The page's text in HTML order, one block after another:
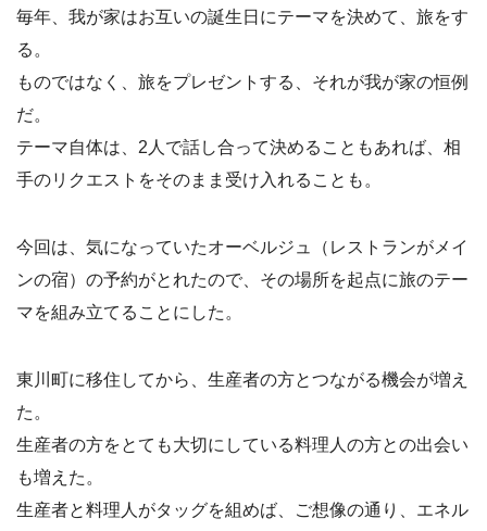
毎年、我が家はお互いの誕生日にテーマを決めて、旅をす
る。
ものではなく、旅をプレゼントする、それが我が家の恒例
だ。
テーマ自体は、2人で話し合って決めることもあれば、相
手のリクエストをそのまま受け入れることも。
今回は、気になっていたオーベルジュ（レストランがメイ
ンの宿）の予約がとれたので、その場所を起点に旅のテー
マを組み立てることにした。
東川町に移住してから、生産者の方とつながる機会が増え
た。
生産者の方をとても大切にしている料理人の方との出会い
も増えた。
生産者と料理人がタッグを組めば、ご想像の通り、エネル